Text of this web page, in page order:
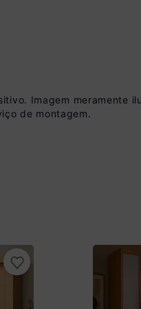
à vista no Boleto
Imagem meramente
de montagem.